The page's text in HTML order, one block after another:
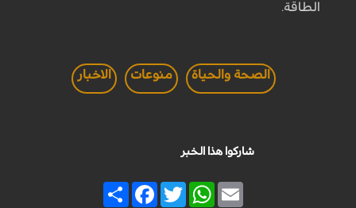
الطاقة.
الصحة والحياة منوعات الاخبار
شاركوا هذا الخبر
Share
FacebookTwitter
WhatsAppEmail